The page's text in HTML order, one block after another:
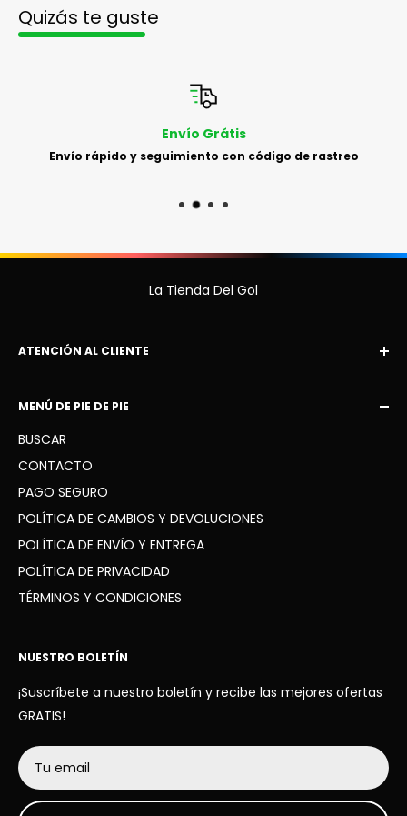
Quizás te guste
Envío Grátis
Envío rápido y seguimiento con código de rastreo
La Tienda Del Gol
ATENCIÓN AL CLIENTE
MENÚ DE PIE DE PIE
BUSCAR
CONTACTO
PAGO SEGURO
POLÍTICA DE CAMBIOS Y DEVOLUCIONES
POLÍTICA DE ENVÍO Y ENTREGA
POLÍTICA DE PRIVACIDAD
TÉRMINOS Y CONDICIONES
NUESTRO BOLETÍN
¡Suscríbete a nuestro boletín y recibe las mejores ofertas
GRATIS!
Tu email